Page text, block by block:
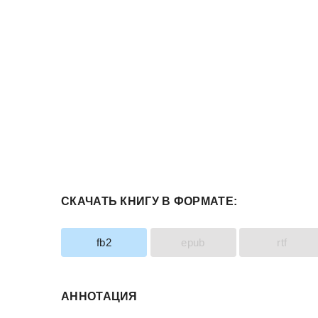
СКАЧАТЬ КНИГУ В ФОРМАТЕ:
fb2 epub rtf
АННОТАЦИЯ